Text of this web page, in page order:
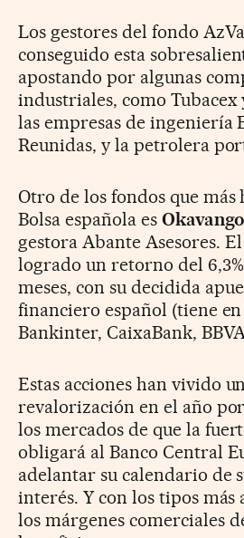
Los gestores del fondo
conseguido esta
apostando por algunas
industriales, como Tubacex
las empresas de ingeniería
Reunidas, y la petrolera
Otro de los fondos que más
Bolsa española es
gestora Abante Asesores.
logrado un retorno del
meses, con su decidida
financiero español (tiene
Bankinter, CaixaBank,
Estas acciones han vivido
revalorización en el año
los mercados de que la
obligará al Banco Central
adelantar su calendario de
interés. Y con los tipos
los márgenes comerciales